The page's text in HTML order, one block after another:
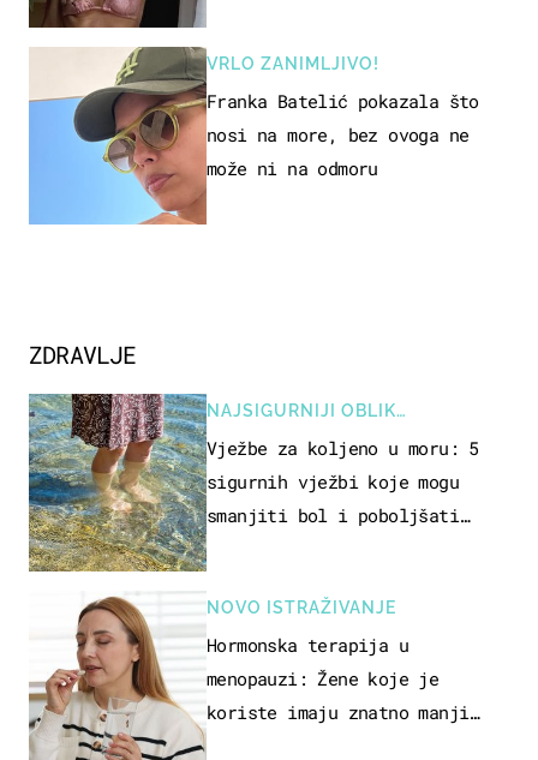
VRLO ZANIMLJIVO!
Franka Batelić pokazala što
nosi na more, bez ovoga ne
može ni na odmoru
ZDRAVLJE
NAJSIGURNIJI OBLIK
REKREACIJE
Vježbe za koljeno u moru: 5
sigurnih vježbi koje mogu
smanjiti bol i poboljšati
NOVO ISTRAŽIVANJE
Hormonska terapija u
menopauzi: Žene koje je
koriste imaju znatno manji